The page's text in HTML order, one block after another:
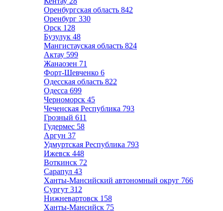
Оренбургская область 842
Оренбург 330
Орск 128
Бузулук 48
Мангистауская область 824
Актау 599
Жанаозен 71
Форт-Шевченко 6
Одесская область 822
Одесса 699
Черноморск 45
Чеченская Республика 793
Грозный 611
Гудермес 58
Аргун 37
Удмуртская Республика 793
Ижевск 448
Воткинск 72
Сарапул 43
Ханты-Мансийский автономный округ 766
Сургут 312
Нижневартовск 158
Ханты-Мансийск 75